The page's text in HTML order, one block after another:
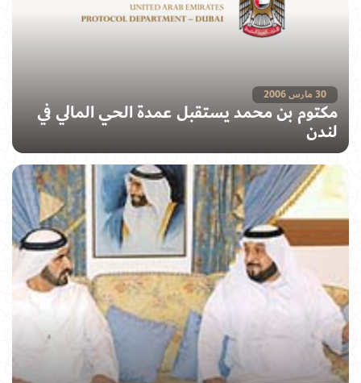
30 مارس 2006
مكتوم بن محمد يستقبل عمدة الحي المالي في
لندن